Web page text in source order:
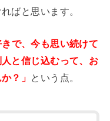
ばと思います。
で、今も思い続けて
と信じ込むって、お
？」 という点。